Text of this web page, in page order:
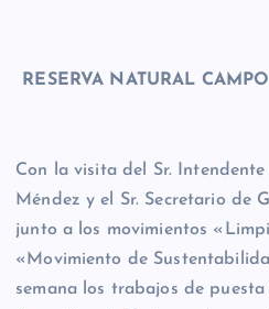
RESERVA NATURAL
Con la visita del Sr.
Méndez y el Sr. Secretario de
junto a los movimientos
«Movimiento de
semana los trabajos de